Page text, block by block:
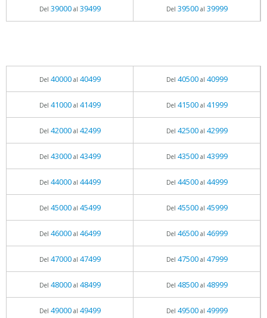
Del 39000al 39499 Del 39500al 39999
Del 40000al 40499 Del 40500al 40999
Del 41000al 41499 Del 41500al 41999
Del 42000al 42499 Del 42500al 42999
Del 43000al 43499 Del 43500al 43999
Del 44000al 44499 Del 44500al 44999
Del 45000al 45499 Del 45500al 45999
Del 46000al 46499 Del 46500al 46999
Del 47000al 47499 Del 47500al 47999
Del 48000al 48499 Del 48500al 48999
Del 49000al 49499 Del 49500al 49999